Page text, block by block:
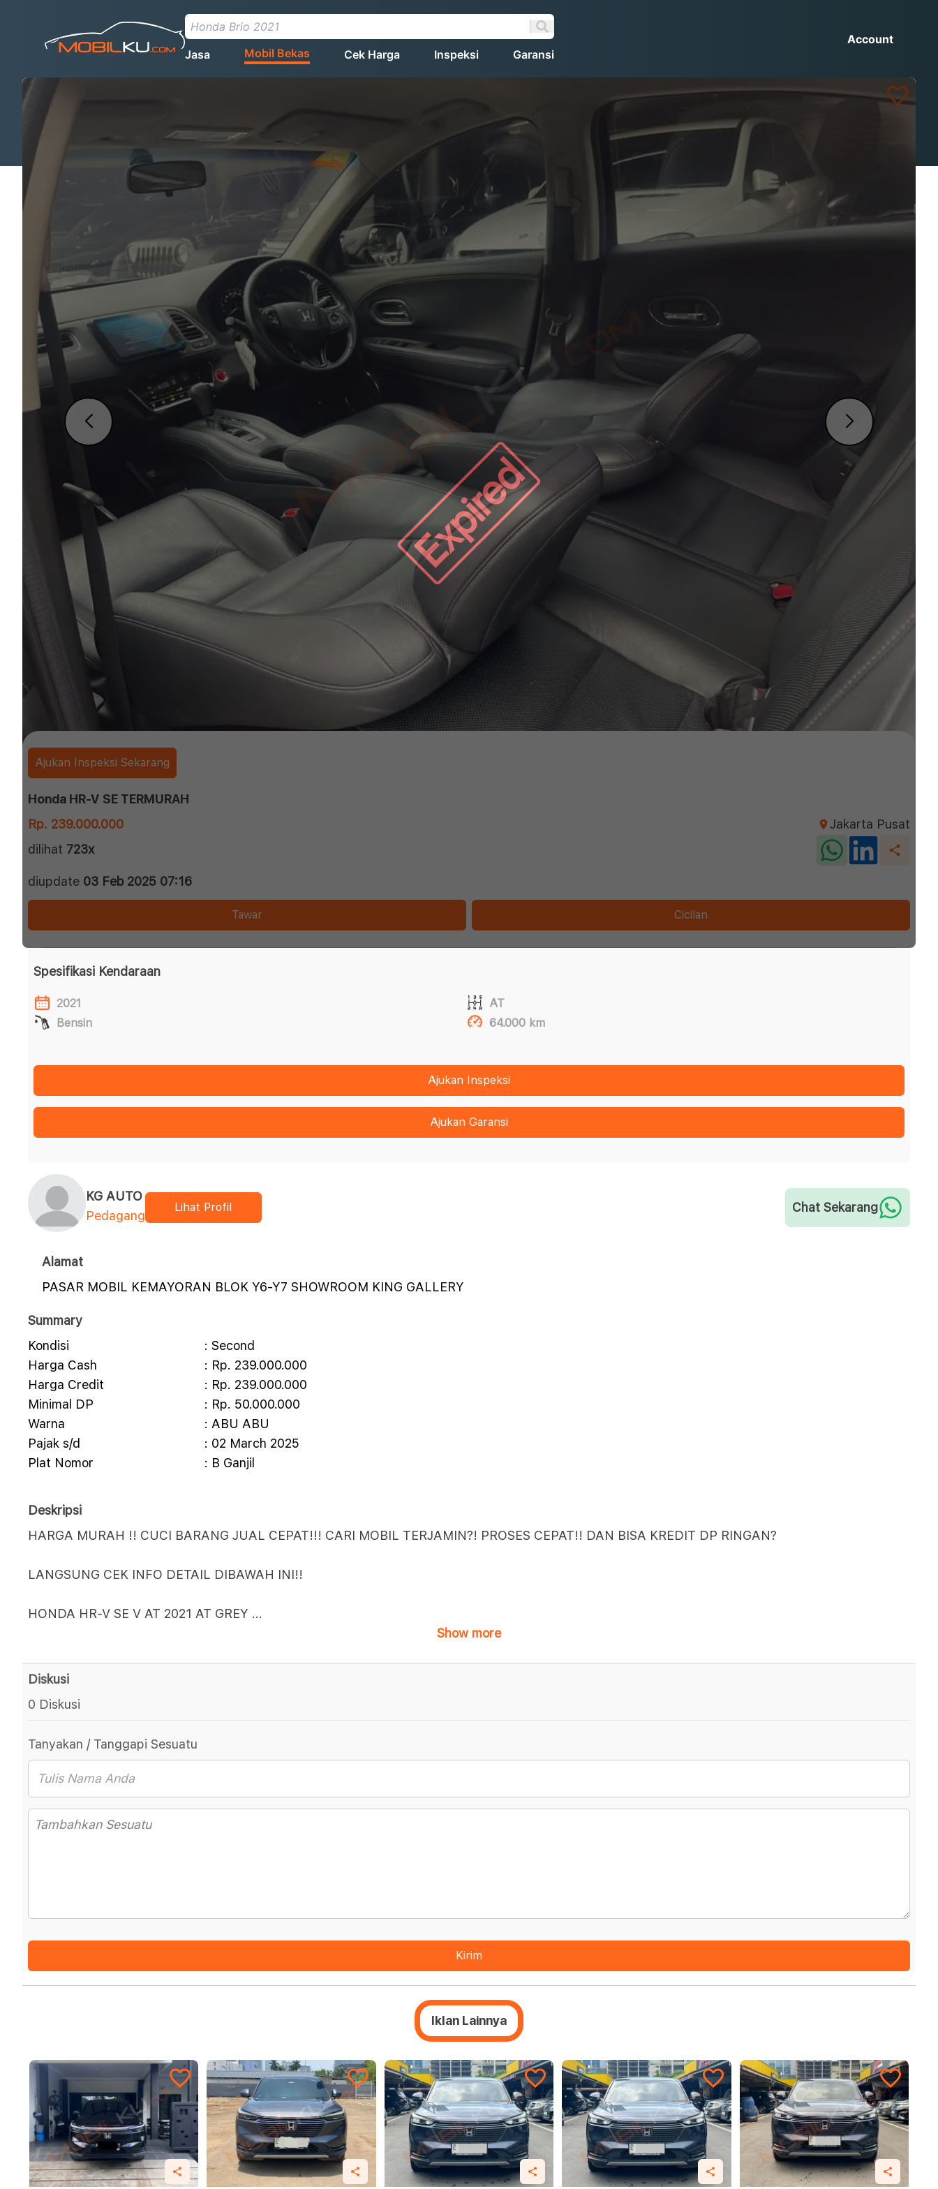
Jasa Mobil Bekas Cek Harga Inspeksi Garansi
Account
Expired
Ajukan Inspeksi Sekarang
Honda HR-V SE TERMURAH
Rp. 239.000.000
Jakarta Pusat
dilihat 723x
diupdate 03 Feb 2025 07:16
Tawar Cicilan
Spesifikasi Kendaraan
2021
AT
Bensin
64.000 km
Ajukan Inspeksi
Ajukan Garansi
KG AUTO
Pedagang
Lihat Profil Chat Sekarang
Alamat
PASAR MOBIL KEMAYORAN BLOK Y6-Y7 SHOWROOM KING GALLERY
Summary
Kondisi
: Second
Harga Cash
: Rp. 239.000.000
Harga Credit
: Rp. 239.000.000
Minimal DP
: Rp. 50.000.000
Warna
: ABU ABU
Pajak s/d
: 02 March 2025
Plat Nomor
: B Ganjil
Deskripsi
HARGA MURAH !! CUCI BARANG JUAL CEPAT!!! CARI MOBIL TERJAMIN?! PROSES CEPAT!! DAN BISA KREDIT DP RINGAN?
LANGSUNG CEK INFO DETAIL DIBAWAH INI!!
HONDA HR-V SE V AT 2021 AT GREY ...
Show more
Diskusi
0 Diskusi
Tanyakan / Tanggapi Sesuatu
Kirim
Iklan Lainnya